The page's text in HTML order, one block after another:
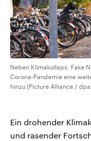
Neben Klimakollaps, Fake
Corona-Pandemie eine
hinzu (Picture Alliance /
Ein drohender
und rasender